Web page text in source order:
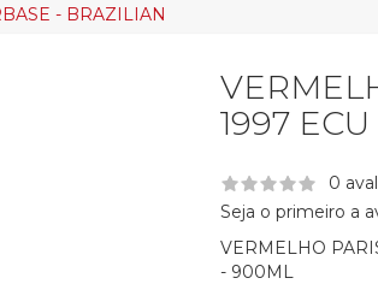
- BRAZILIAN
1997
0
Seja o primeiro a
VERMELHO
- 900ML